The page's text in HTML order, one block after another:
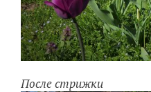
После стрижки